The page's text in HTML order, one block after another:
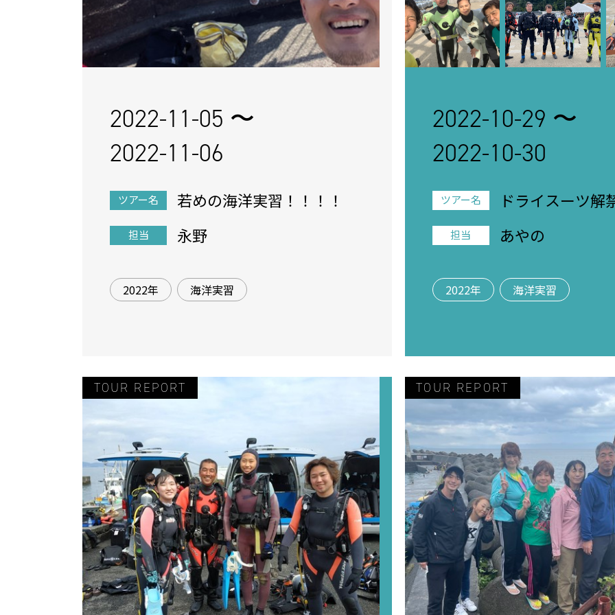
2022-11-05 〜
2022-11-06
ツアー名 若めの海洋実習！！！！
担当 永野
2022年 海洋実習
2022-10-29 〜
2022-10-30
ツアー名
ドライスーツ解
担当 あやの
2022年 海洋実習